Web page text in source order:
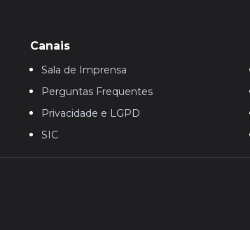
Canais
Sala de Imprensa
Perguntas Frequentes
Privacidade e LGPD
SIC